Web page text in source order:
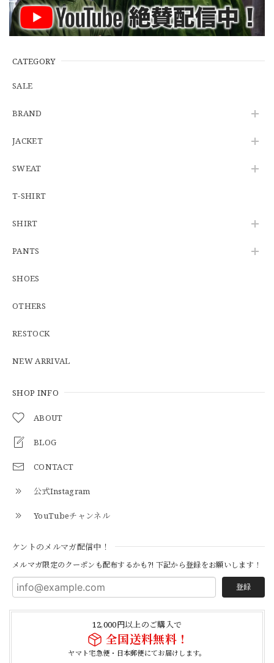
CATEGORY
SALE
BRAND
JACKET
SWEAT
T-SHIRT
SHIRT
PANTS
SHOES
OTHERS
RESTOCK
NEW ARRIVAL
SHOP INFO
ABOUT
BLOG
CONTACT
公式Instagram
YouTubeチャンネル
ケントのメルマガ配信中！
メルマガ限定のクーポンも配布するかも?! 下記から登録をお願いします！
登録
12,000円以上のご購入で
全国送料無料！
ヤマト宅急便・日本郵便にてお届けします。
GREEN
とても早く対応頂きありがとうございました。
2026/04/25
【Cooperstown Ball Cap】Made in USA Baseball Cap "1952 BIRMINGHAM BLACK BARONS" 新品 クーパーズタウンボールキャップ バーミングハムブラックバロンズ 6パネル
BLACK
2026/04/21